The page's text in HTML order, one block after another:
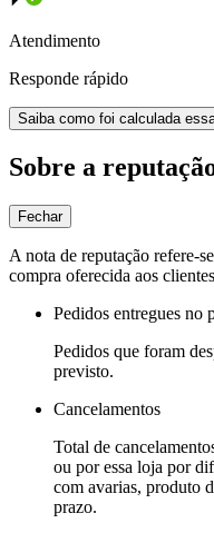
Atendimento
Responde rápido
Saiba como foi calculada
Sobre a
Fechar
A nota de reputação refere-
compra oferecida aos
Pedidos entregues no
Pedidos que foram
previsto.
Cancelamentos
Total de
ou por essa loja por
com avarias, produto
prazo.